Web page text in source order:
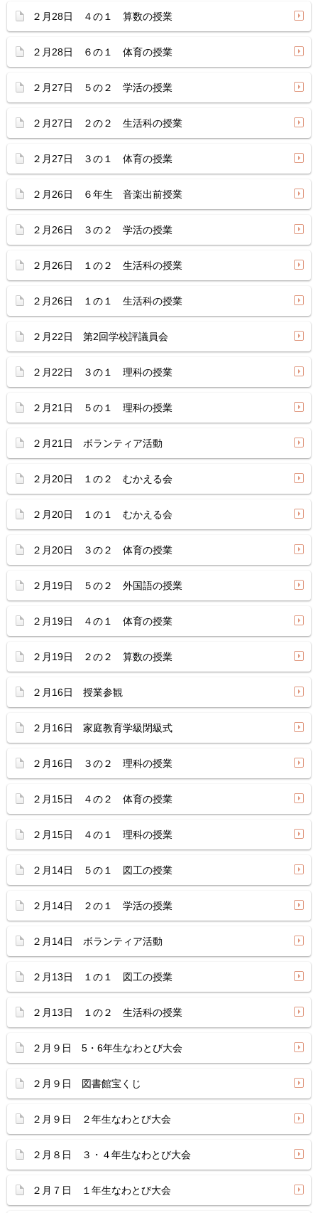
２月28日 ４の１ 算数の授業
２月28日 ６の１ 体育の授業
２月27日 ５の２ 学活の授業
２月27日 ２の２ 生活科の授業
２月27日 ３の１ 体育の授業
２月26日 ６年生 音楽出前授業
２月26日 ３の２ 学活の授業
２月26日 １の２ 生活科の授業
２月26日 １の１ 生活科の授業
２月22日 第2回学校評議員会
２月22日 ３の１ 理科の授業
２月21日 ５の１ 理科の授業
２月21日 ボランティア活動
２月20日 １の２ むかえる会
２月20日 １の１ むかえる会
２月20日 ３の２ 体育の授業
２月19日 ５の２ 外国語の授業
２月19日 ４の１ 体育の授業
２月19日 ２の２ 算数の授業
２月16日 授業参観
２月16日 家庭教育学級閉級式
２月16日 ３の２ 理科の授業
２月15日 ４の２ 体育の授業
２月15日 ４の１ 理科の授業
２月14日 ５の１ 図工の授業
２月14日 ２の１ 学活の授業
２月14日 ボランティア活動
２月13日 １の１ 図工の授業
２月13日 １の２ 生活科の授業
２月９日 5・6年生なわとび大会
２月９日 図書館宝くじ
２月９日 ２年生なわとび大会
２月８日 ３・４年生なわとび大会
２月７日 １年生なわとび大会